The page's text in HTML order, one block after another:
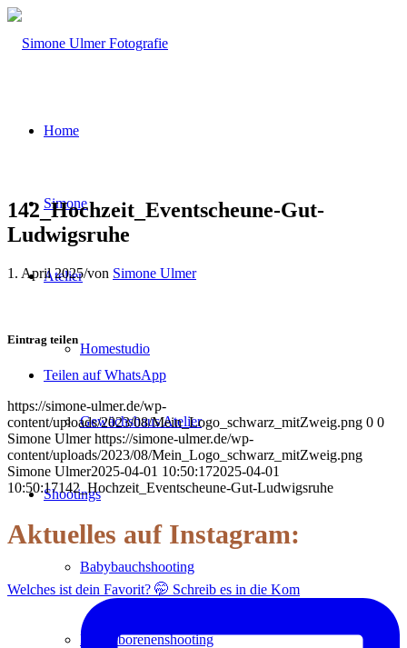
Home
Simone
Atelier
Homestudio
Gewächshaus Atelier
Shootings
Babybauchshooting
Neugeborenenshooting
142_Hochzeit_Eventscheune-Gut-
Ludwigsruhe
1. April 2025/von Simone Ulmer
Eintrag teilen
Teilen auf WhatsApp
https://simone-ulmer.de/wp-
content/uploads/2023/08/Mein_Logo_schwarz_mitZweig.png 0 0
Simone Ulmer https://simone-ulmer.de/wp-
content/uploads/2023/08/Mein_Logo_schwarz_mitZweig.png
Simone Ulmer2025-04-01 10:50:172025-04-01
10:50:17142_Hochzeit_Eventscheune-Gut-Ludwigsruhe
Aktuelles auf Instagram:
Welches ist dein Favorit? 🤭 Schreib es in die Kom